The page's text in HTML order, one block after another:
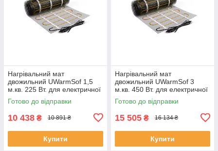
Нагрівальний мат
двожильний UWarmSof 1,5
м.кв. 225 Вт. для електричної
теплої підлоги
Готово до відправки
10 438 ₴ 10 891 ₴
Купити
Нагрівальний мат
двожильний UWarmSof 3
м.кв. 450 Вт. для електричної
теплої підлоги
Готово до відправки
15 505 ₴ 16 134 ₴
Купити